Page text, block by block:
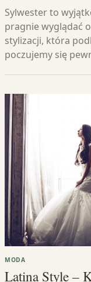
Sylwester to
pragnie wyglądać
stylizacji, która
poczujemy się
MODA
Latina Style –